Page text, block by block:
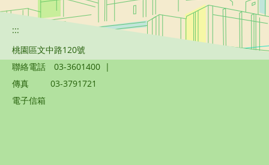
:::
桃園區文中路120號
聯絡電話
03-3601400 |
傳真
03-3791721
電子信箱